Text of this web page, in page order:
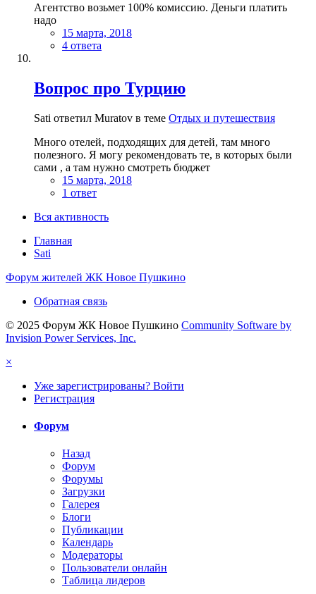
Агентство возьмет 100% комиссию. Деньги платить
надо
15 марта, 2018
4 ответа
Вопрос про Турцию
Sati ответил Muratov в теме Отдых и путешествия
Много отелей, подходящих для детей, там много
полезного. Я могу рекомендовать те, в которых были
сами , а там нужно смотреть бюджет
15 марта, 2018
1 ответ
Вся активность
Главная
Sati
Форум жителей ЖК Новое Пушкино
Обратная связь
© 2025 Форум ЖК Новое Пушкино Community Software by
Invision Power Services, Inc.
×
Уже зарегистрированы? Войти
Регистрация
Форум
Назад
Форум
Форумы
Загрузки
Галерея
Блоги
Публикации
Календарь
Модераторы
Пользователи онлайн
Таблица лидеров